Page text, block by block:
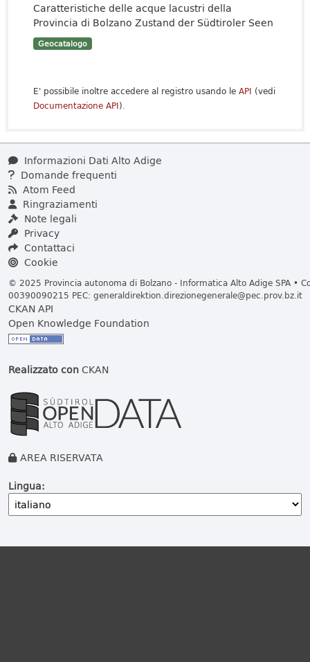
Caratteristiche delle acque lacustri della
Provincia di Bolzano Zustand der Südtiroler Seen
Geocatalogo
E' possibile inoltre accedere al registro usando le API (vedi
Documentazione API).
Informazioni Dati Alto Adige
Domande frequenti
Atom Feed
Ringraziamenti
Note legali
Privacy
Contattaci
Cookie
© 2025 Provincia autonoma di Bolzano - Informatica Alto Adige SPA •
00390090215 PEC: generaldirektion.direzionegenerale@pec.prov.bz.it
CKAN API
Open Knowledge Foundation
Realizzato conCKAN
AREA RISERVATA
Lingua